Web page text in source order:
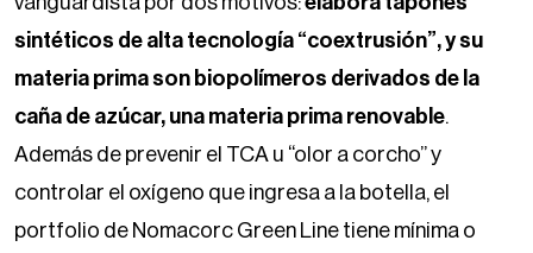
sintéticos de alta tecnología “coextrusión”, y su
materia prima son biopolímeros derivados de la
caña de azúcar, una materia prima renovable.
Además de prevenir el TCA u “olor a corcho” y
controlar el oxígeno que ingresa a la botella, el
portfolio de Nomacorc Green Line tiene mínima o